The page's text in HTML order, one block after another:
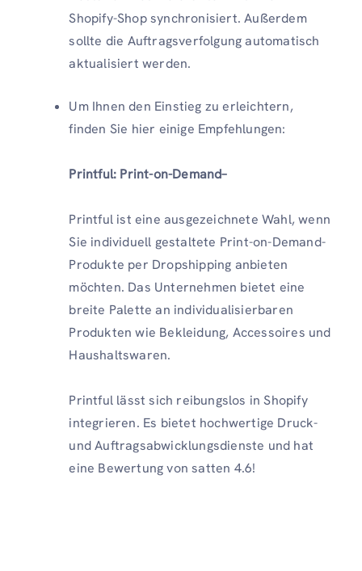
Shopify-Shop synchronisiert. Außerdem
sollte die Auftragsverfolgung automatisch
aktualisiert werden.
Um Ihnen den Einstieg zu erleichtern,
finden Sie hier einige Empfehlungen:
Printful: Print-on-Demand–
Printful ist eine ausgezeichnete Wahl, wenn
Sie individuell gestaltete Print-on-Demand-
Produkte per Dropshipping anbieten
möchten. Das Unternehmen bietet eine
breite Palette an individualisierbaren
Produkten wie Bekleidung, Accessoires und
Haushaltswaren.
Printful lässt sich reibungslos in Shopify
integrieren. Es bietet hochwertige Druck-
und Auftragsabwicklungsdienste und hat
eine Bewertung von satten 4.6!